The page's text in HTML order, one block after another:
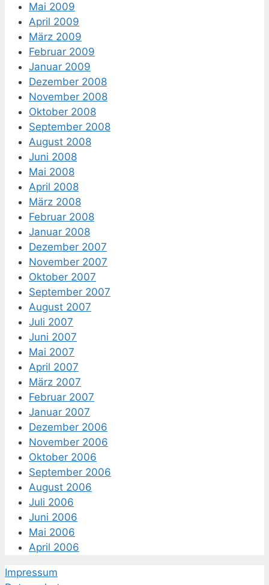
Mai 2009
April 2009
März 2009
Februar 2009
Januar 2009
Dezember 2008
November 2008
Oktober 2008
September 2008
August 2008
Juni 2008
Mai 2008
April 2008
März 2008
Februar 2008
Januar 2008
Dezember 2007
November 2007
Oktober 2007
September 2007
August 2007
Juli 2007
Juni 2007
Mai 2007
April 2007
März 2007
Februar 2007
Januar 2007
Dezember 2006
November 2006
Oktober 2006
September 2006
August 2006
Juli 2006
Juni 2006
Mai 2006
April 2006
Impressum